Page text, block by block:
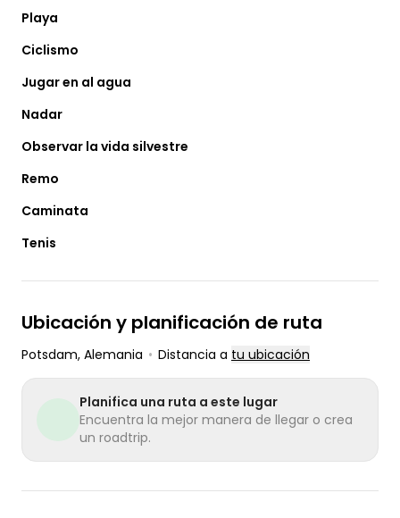
Playa
Ciclismo
Jugar en al agua
Nadar
Observar la vida silvestre
Remo
Caminata
Tenis
Ubicación y planificación de ruta
Potsdam, Alemania • Distancia a tu ubicación
Planifica una ruta a este lugar
Encuentra la mejor manera de llegar o crea
un roadtrip.